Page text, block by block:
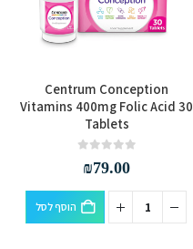
Centrum Conception
Vitamins 400mg Folic Acid 30
Tablets
₪79.00
הוסף לסל